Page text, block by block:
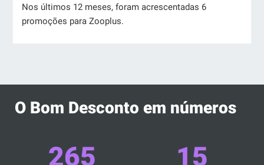
Nos últimos 12 meses, foram acrescentadas 6
promoções para Zooplus.
O Bom Desconto em números
265 15